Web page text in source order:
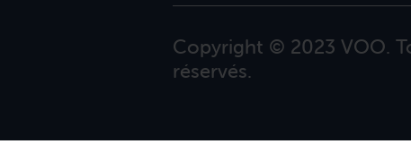
Copyright © 2023 VOO.
réservés.